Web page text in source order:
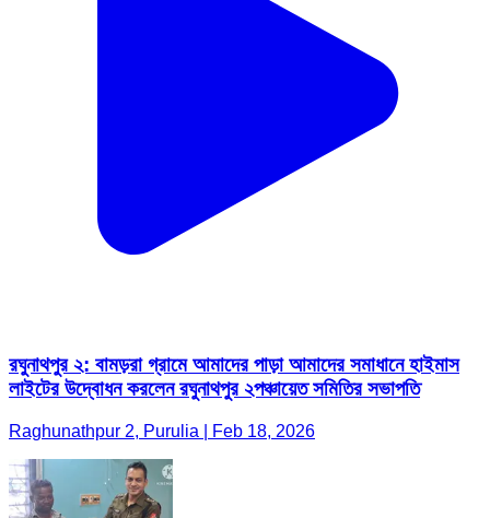
রঘুনাথপুর ২: বামড়রা গ্রামে আমাদের পাড়া আমাদের সমাধানে হাইমাস
লাইটের উদ্বোধন করলেন রঘুনাথপুর ২পঞ্চায়েত সমিতির সভাপতি
Raghunathpur 2, Purulia | Feb 18, 2026